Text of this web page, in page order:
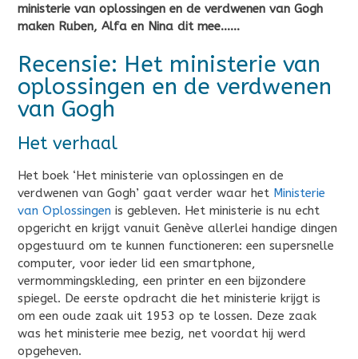
ministerie van oplossingen en de verdwenen van Gogh
maken Ruben, Alfa en Nina dit mee……
Recensie: Het ministerie van
oplossingen en de verdwenen
van Gogh
Het verhaal
Het boek ‘Het ministerie van oplossingen en de
verdwenen van Gogh’ gaat verder waar het Ministerie
van Oplossingen is gebleven. Het ministerie is nu echt
opgericht en krijgt vanuit Genève allerlei handige dingen
opgestuurd om te kunnen functioneren: een supersnelle
computer, voor ieder lid een smartphone,
vermommingskleding, een printer en een bijzondere
spiegel. De eerste opdracht die het ministerie krijgt is
om een oude zaak uit 1953 op te lossen. Deze zaak
was het ministerie mee bezig, net voordat hij werd
opgeheven.